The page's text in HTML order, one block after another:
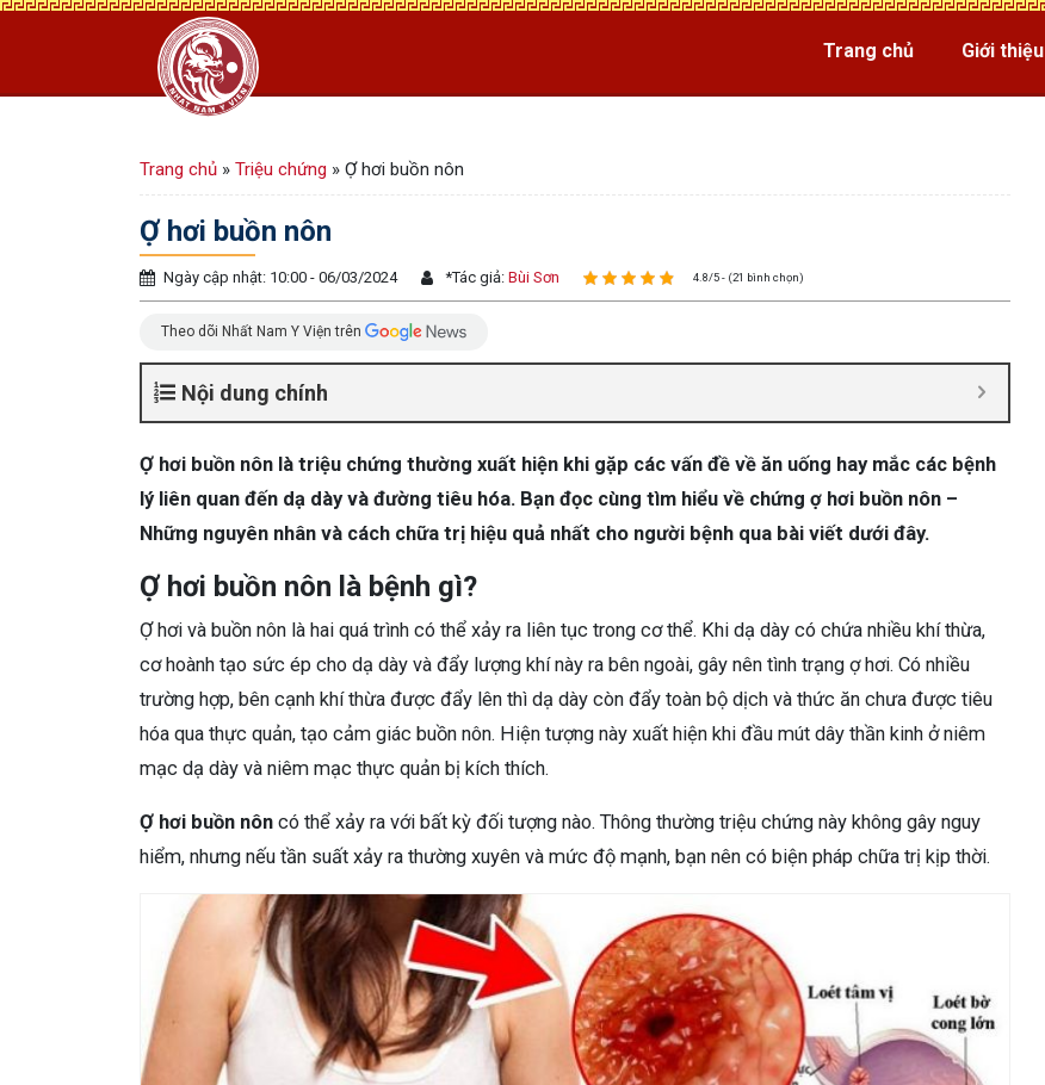
Trang chủ Giới thiệu
Trang chủ » Triệu chứng » Ợ hơi buồn nôn
Ợ hơi buồn nôn
Ngày cập nhật: 10:00 - 06/03/2024 *Tác giả: Bùi Sơn 4.8/5 - (21 bình chọn)
Theo dõi Nhất Nam Y Viện trên
Nội dung chính
Ợ hơi buồn nôn là triệu chứng thường xuất hiện khi gặp các vấn đề về ăn uống hay mắc các bệnh
lý liên quan đến dạ dày và đường tiêu hóa. Bạn đọc cùng tìm hiểu về chứng ợ hơi buồn nôn –
Những nguyên nhân và cách chữa trị hiệu quả nhất cho người bệnh qua bài viết dưới đây.
Ợ hơi buồn nôn là bệnh gì?
Ợ hơi và buồn nôn là hai quá trình có thể xảy ra liên tục trong cơ thể. Khi dạ dày có chứa nhiều khí thừa,
cơ hoành tạo sức ép cho dạ dày và đẩy lượng khí này ra bên ngoài, gây nên tình trạng ợ hơi. Có nhiều
trường hợp, bên cạnh khí thừa được đẩy lên thì dạ dày còn đẩy toàn bộ dịch và thức ăn chưa được tiêu
hóa qua thực quản, tạo cảm giác buồn nôn. Hiện tượng này xuất hiện khi đầu mút dây thần kinh ở niêm
mạc dạ dày và niêm mạc thực quản bị kích thích.
Ợ hơi buồn nôn có thể xảy ra với bất kỳ đối tượng nào. Thông thường triệu chứng này không gây nguy
hiểm, nhưng nếu tần suất xảy ra thường xuyên và mức độ mạnh, bạn nên có biện pháp chữa trị kịp thời.